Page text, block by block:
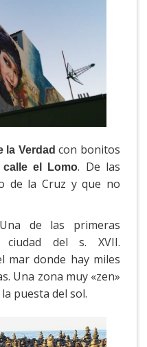
la Verdad con bonitos
calle el Lomo. De las
de la Cruz y que no
de las primeras
ciudad del s. XVII.
mar donde hay miles
Una zona muy «zen»
puesta del sol.